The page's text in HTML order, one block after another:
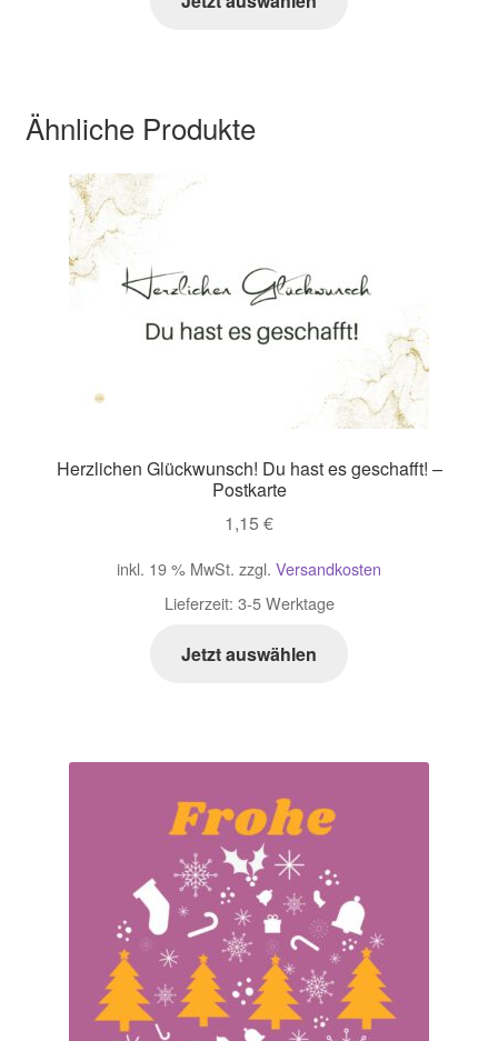
Ähnliche Produkte
Herzlichen Glückwunsch! Du hast es geschafft! –
Postkarte
1,15 €
inkl. 19 % MwSt. zzgl. Versandkosten
Lieferzeit: 3-5 Werktage
Jetzt auswählen